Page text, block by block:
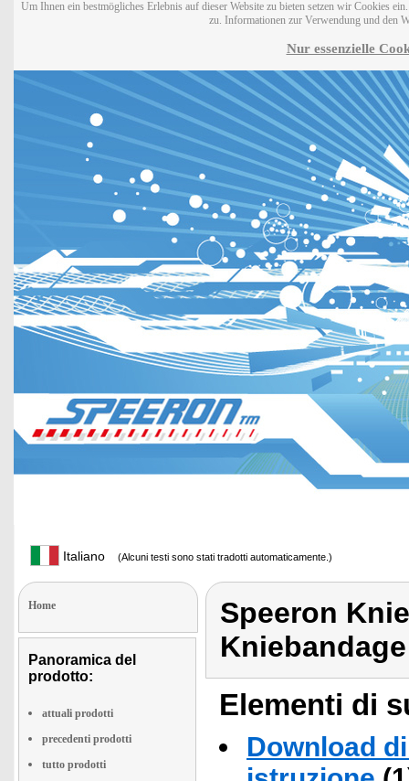
Um Ihnen ein bestmögliches Erlebnis auf dieser Website zu bieten setzen wir Cookies
zu. Informationen zur Verwendung und den
Nur essenzielle
Italiano (Alcuni testi sono stati tradotti automaticamente.)
Home
Panoramica del
prodotto:
attuali prodotti
precedenti prodotti
tutto prodotti
Speeron
Elementi di
Download